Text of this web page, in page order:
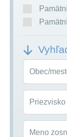
Obec/
Meno